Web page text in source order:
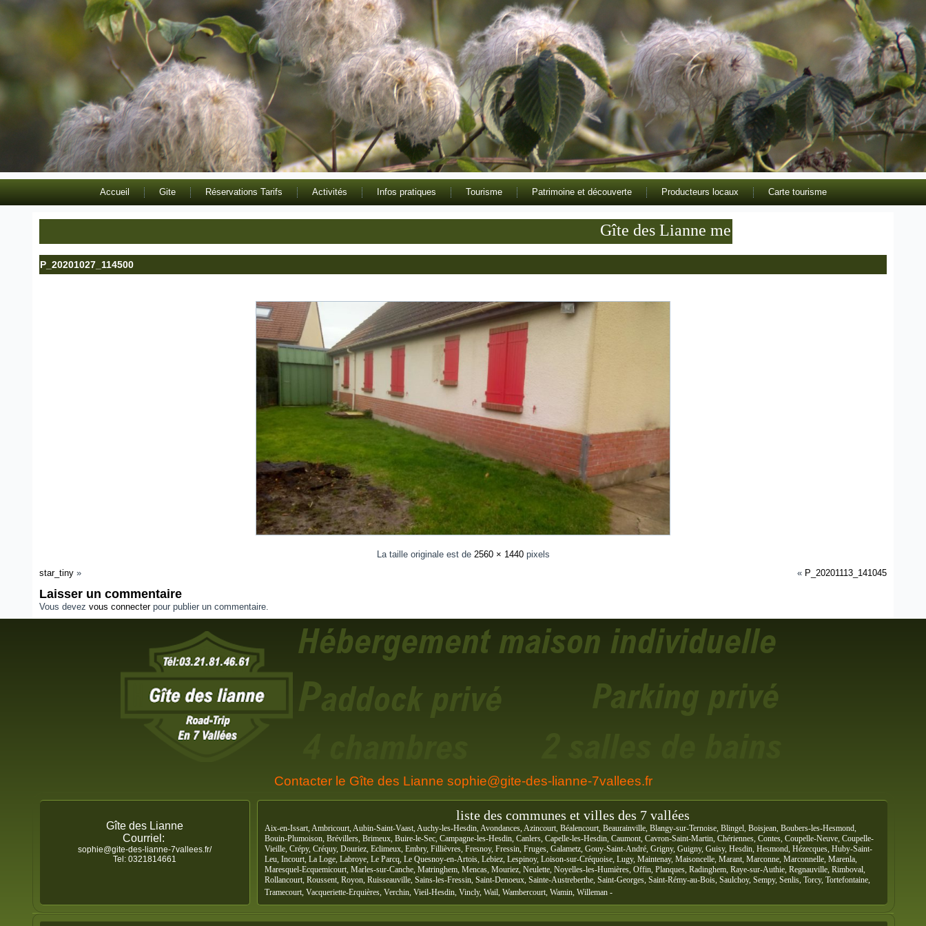
Accueil Gite Réservations Tarifs Activités Infos pratiques Tourisme Patrimoine et découverte Producteurs locaux Carte tourisme
Gîte des Lianne meublé de tourisme 3 étoiles en
P_20201027_114500
La taille originale est de 2560 × 1440pixels
star_tiny » « P_20201113_141045
Laisser un commentaire
Vous devez vous connecterpour publier un commentaire.
Contacter le Gîte des Lianne sophie@gite-des-lianne-7vallees.fr
Gîte des Lianne
Courriel:
sophie@gite-des-lianne-7vallees.fr/
Tel: 0321814661
liste des communes et villes des 7 vallées
Aix-en-Issart, Ambricourt, Aubin-Saint-Vaast, Auchy-les-Hesdin, Avondances, Azincourt, Béalencourt, Beaurainville, Blangy-sur-Ternoise, Blingel, Boisjean, Boubers-les-Hesmond,
Bouin-Plumoison, Brévillers, Brimeux, Buire-le-Sec, Campagne-les-Hesdin, Canlers, Capelle-les-Hesdin, Caumont, Cavron-Saint-Martin, Chériennes, Contes, Coupelle-Neuve, Coupelle-
Vieille, Crépy, Créquy, Douriez, Eclimeux, Embry, Fillièvres, Fresnoy, Fressin, Fruges, Galametz, Gouy-Saint-André, Grigny, Guigny, Guisy, Hesdin, Hesmond, Hézecques, Huby-Saint-
Leu, Incourt, La Loge, Labroye, Le Parcq, Le Quesnoy-en-Artois, Lebiez, Lespinoy, Loison-sur-Créquoise, Lugy, Maintenay, Maisoncelle, Marant, Marconne, Marconnelle, Marenla,
Maresquel-Ecquemicourt, Marles-sur-Canche, Matringhem, Mencas, Mouriez, Neulette, Noyelles-les-Humières, Offin, Planques, Radinghem, Raye-sur-Authie, Regnauville, Rimboval,
Rollancourt, Roussent, Royon, Ruisseauville, Sains-les-Fressin, Saint-Denoeux, Sainte-Austreberthe, Saint-Georges, Saint-Rémy-au-Bois, Saulchoy, Sempy, Senlis, Torcy, Tortefontaine,
Tramecourt, Vacqueriette-Erquières, Verchin, Vieil-Hesdin, Vincly, Wail, Wambercourt, Wamin, Willeman -